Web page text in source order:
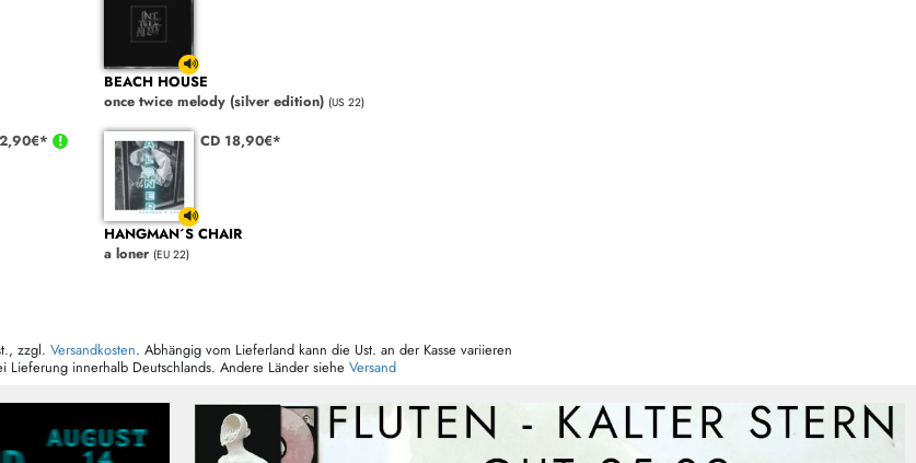
BEACH HOUSE
once twice melody (silver edition) (US 22)
CD 18,90€*
HANGMAN´S CHAIR
a loner (EU 22)
zzgl. Versandkosten. Abhängig vom Lieferland kann die Ust. an der Kasse variieren
innerhalb Deutschlands. Andere Länder siehe Versand